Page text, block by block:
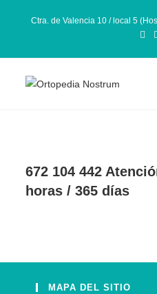
Ctra. de Valencia 10 / local 5
672 104 442
horas / 365 días
MAPA DEL SITIO